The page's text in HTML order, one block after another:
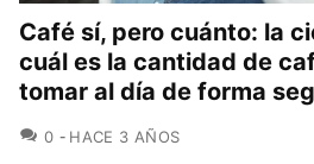
Café sí, pero cuánto: la
cuál es la cantidad de
tomar al día de forma
0 COMENTARIOS
HACE 3 AÑOS